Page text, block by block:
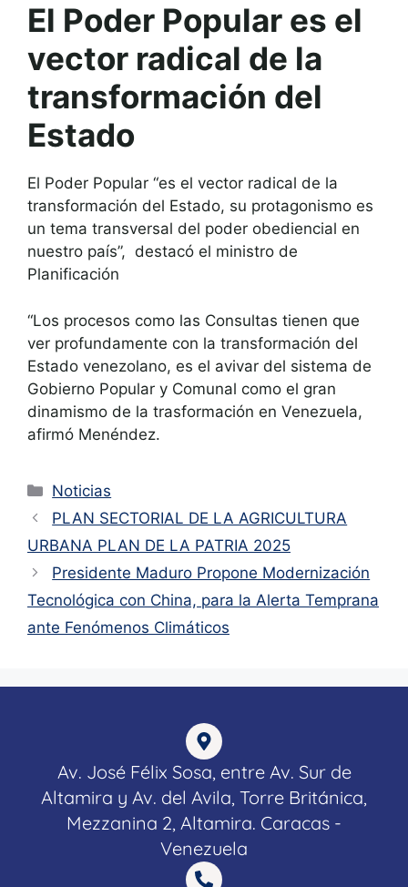
El Poder Popular es el
vector radical de la
transformación del
Estado
El Poder Popular “es el vector radical de la
transformación del Estado, su protagonismo es
un tema transversal del poder obediencial en
nuestro país”, destacó el ministro de
Planificación
“Los procesos como las Consultas tienen que
ver profundamente con la transformación del
Estado venezolano, es el avivar del sistema de
Gobierno Popular y Comunal como el gran
dinamismo de la trasformación en Venezuela,
afirmó Menéndez.
Noticias
PLAN SECTORIAL DE LA AGRICULTURA
URBANA PLAN DE LA PATRIA 2025
Presidente Maduro Propone Modernización
Tecnológica con China, para la Alerta Temprana
ante Fenómenos Climáticos
Av. José Félix Sosa, entre Av. Sur de
Altamira y Av. del Avila, Torre Británica,
Mezzanina 2, Altamira. Caracas -
Venezuela